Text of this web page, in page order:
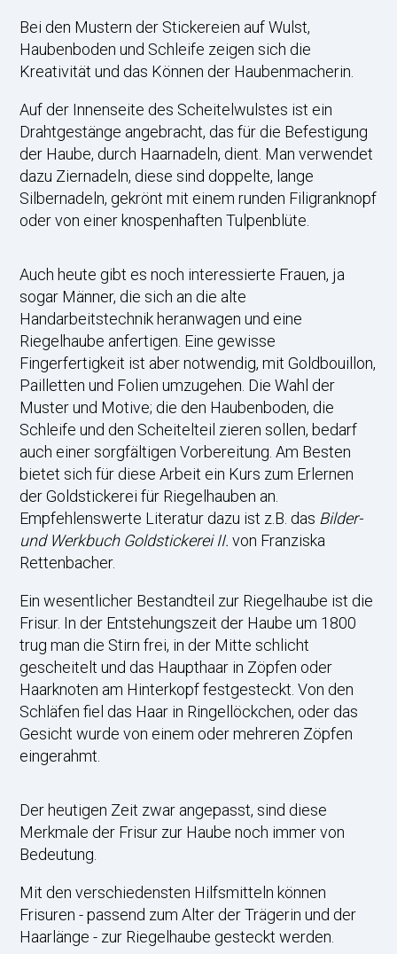
Bei den Mustern der Stickereien auf Wulst,
Haubenboden und Schleife zeigen sich die
Kreativität und das Können der Haubenmacherin.
Auf der Innenseite des Scheitelwulstes ist ein
Drahtgestänge angebracht, das für die Befestigung
der Haube, durch Haarnadeln, dient. Man verwendet
dazu Ziernadeln, diese sind doppelte, lange
Silbernadeln, gekrönt mit einem runden Filigranknopf
oder von einer knospenhaften Tulpenblüte.
Auch heute gibt es noch interessierte Frauen, ja
sogar Männer, die sich an die alte
Handarbeitstechnik heranwagen und eine
Riegelhaube anfertigen. Eine gewisse
Fingerfertigkeit ist aber notwendig, mit Goldbouillon,
Pailletten und Folien umzugehen. Die Wahl der
Muster und Motive; die den Haubenboden, die
Schleife und den Scheitelteil zieren sollen, bedarf
auch einer sorgfältigen Vorbereitung. Am Besten
bietet sich für diese Arbeit ein Kurs zum Erlernen
der Goldstickerei für Riegelhauben an.
Empfehlenswerte Literatur dazu ist z.B. das Bilder-
und Werkbuch Goldstickerei II. von Franziska
Rettenbacher.
Ein wesentlicher Bestandteil zur Riegelhaube ist die
Frisur. In der Entstehungszeit der Haube um 1800
trug man die Stirn frei, in der Mitte schlicht
gescheitelt und das Haupthaar in Zöpfen oder
Haarknoten am Hinterkopf festgesteckt. Von den
Schläfen fiel das Haar in Ringellöckchen, oder das
Gesicht wurde von einem oder mehreren Zöpfen
eingerahmt.
Der heutigen Zeit zwar angepasst, sind diese
Merkmale der Frisur zur Haube noch immer von
Bedeutung.
Mit den verschiedensten Hilfsmitteln können
Frisuren - passend zum Alter der Trägerin und der
Haarlänge - zur Riegelhaube gesteckt werden.